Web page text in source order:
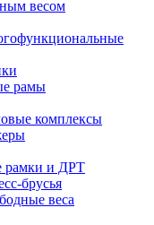
весом
рамы
комплексы
рамки и ДРТ
брусья
веса